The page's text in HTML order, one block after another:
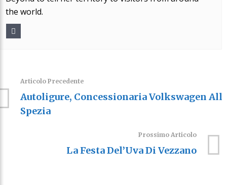
the world.
Articolo Precedente
Autoligure, Concessionaria Volkswagen Alla
Spezia
Prossimo Articolo
La Festa Del’Uva Di Vezzano